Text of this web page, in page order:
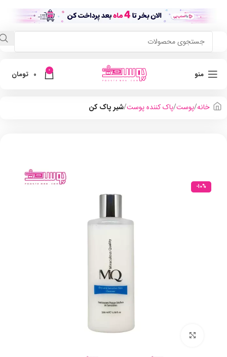
منو 0
0 تومان
خانه پوست پاک کننده پوست شیر پاک کن
-10%